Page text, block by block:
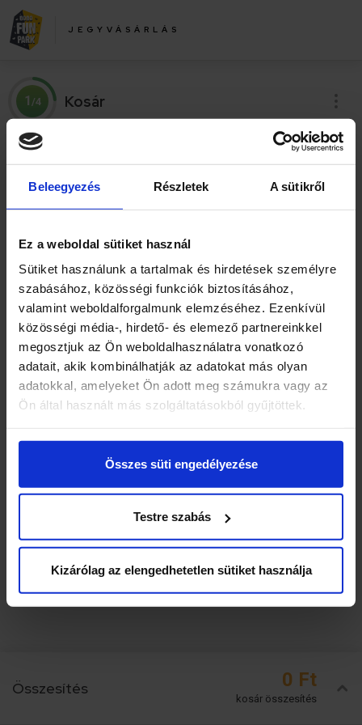
Beleegyezés Részletek A sütikről
Ez a weboldal sütiket használ
Sütiket használunk a tartalmak és hirdetések személyre
szabásához, közösségi funkciók biztosításához,
valamint weboldalforgalmunk elemzéséhez. Ezenkívül
közösségi média-, hirdető- és elemező partnereinkkel
megosztjuk az Ön weboldalhasználatra vonatkozó
adatait, akik kombinálhatják az adatokat más olyan
adatokkal, amelyeket Ön adott meg számukra vagy az
Ön által használt más szolgáltatásokból gyűjtöttek.
Összes süti engedélyezése
Testre szabás
Kizárólag az elengedhetetlen sütiket használja
JEGYVÁSÁRLÁS
1 /4 Kosár
Kosárban lévő termékek
VÁSÁRLÁS FOLYTATÁSA
Összesítés 0 Ft
kosár összesítés